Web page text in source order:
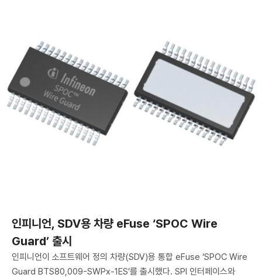
인피니언, SDV용 차량 eFuse ‘SPOC Wire
Guard’ 출시
인피니언이 소프트웨어 정의 차량(SDV)용 통합 eFuse ‘SPOC Wire
Guard BTS80,009-SWPx-1ES’를 출시했다. SPI 인터페이스와